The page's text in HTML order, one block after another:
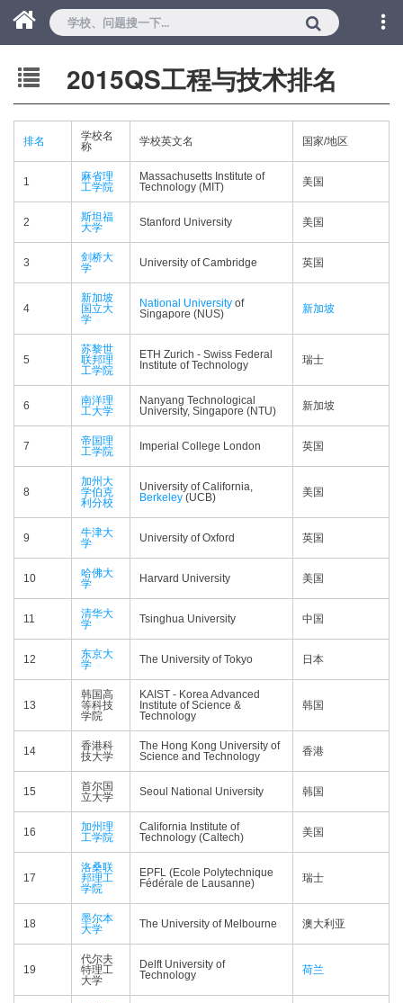
2015QS工程与技术排名
排名
学校名
称
学校英文名 国家/地区
1
麻省理
工学院
Massachusetts Institute of
Technology (MIT)
美国
2
斯坦福
大学
Stanford University 美国
3
剑桥大
学
University of Cambridge 英国
4
新加坡
国立大
学
National University of
Singapore (NUS)
新加坡
5
苏黎世
联邦理
工学院
ETH Zurich - Swiss Federal
Institute of Technology
瑞士
6
南洋理
工大学
Nanyang Technological
University, Singapore (NTU)
新加坡
7
帝国理
工学院
Imperial College London 英国
8
加州大
学伯克
利分校
University of California,
Berkeley (UCB) 美国
9
牛津大
学
University of Oxford 英国
10
哈佛大
学
Harvard University 美国
11
清华大
学
Tsinghua University 中国
12
东京大
学
The University of Tokyo 日本
13
韩国高
等科技
学院
KAIST - Korea Advanced
Institute of Science &
Technology
韩国
14
香港科
技大学
The Hong Kong University of
Science and Technology
香港
15
首尔国
立大学
Seoul National University 韩国
16
加州理
工学院
California Institute of
Technology (Caltech)
美国
17
洛桑联
邦理工
学院
EPFL (Ecole Polytechnique
Fédérale de Lausanne)
瑞士
18
墨尔本
大学
The University of Melbourne 澳大利亚
19
代尔夫
特理工
大学
Delft University of
Technology
荷兰